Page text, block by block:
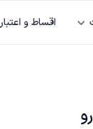
اقساط و اعتبار